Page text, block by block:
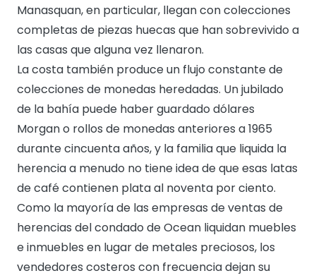
Manasquan, en particular, llegan con colecciones
completas de piezas huecas que han sobrevivido a
las casas que alguna vez llenaron.
La costa también produce un flujo constante de
colecciones de monedas heredadas. Un jubilado
de la bahía puede haber guardado dólares
Morgan o rollos de monedas anteriores a 1965
durante cincuenta años, y la familia que liquida la
herencia a menudo no tiene idea de que esas latas
de café contienen plata al noventa por ciento.
Como la mayoría de las empresas de ventas de
herencias del condado de Ocean liquidan muebles
e inmuebles en lugar de metales preciosos, los
vendedores costeros con frecuencia dejan su